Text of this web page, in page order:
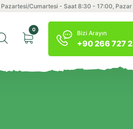
Pazartesi/Cumartesi - Saat 8:30 - 17:00, Pazar
0 Bizi Arayın
+90 266 727